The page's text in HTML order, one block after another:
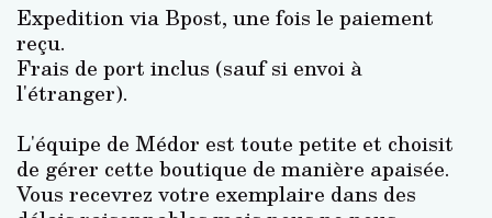
Expedition via Bpost, une fois le paiement
reçu.
Frais de port inclus (sauf si envoi à
l'étranger).
L'équipe de Médor est toute petite et choisit
de gérer cette boutique de manière apaisée.
Vous recevrez votre exemplaire dans des